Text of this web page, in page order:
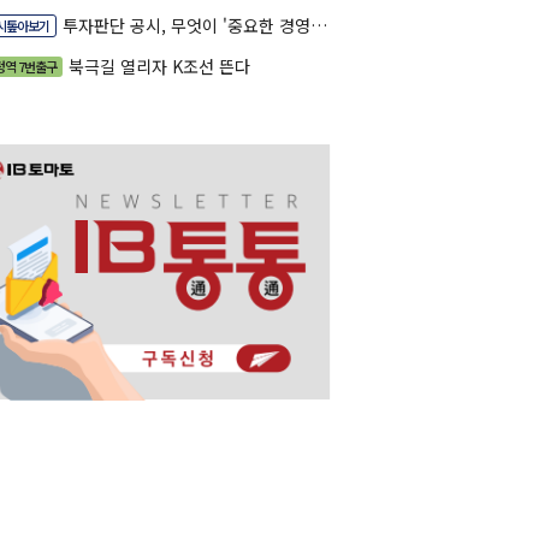
톺아보기 투자판단 공시, 무엇이 '중요한 경영사항'일까
역 7번출구 북극길 열리자 K조선 뜬다